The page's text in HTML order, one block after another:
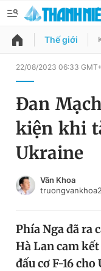
QUẢNG CÁO
Chuyên mục
Chuyên mục khác
Chào ngày mới
Video
Đổi mật khẩu
Tin đã lưu
Đăng xuất
Thế giới
22/08/2023 06:33
Đan
kiện khi
Ukraine
Văn Khoa
Phía Nga đã ra
Hà Lan cam
đấu cơ F-16